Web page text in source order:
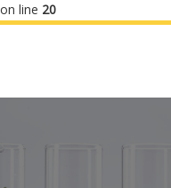
on line 20